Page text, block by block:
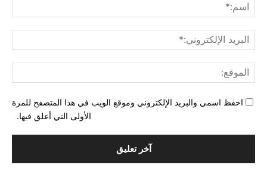
احفظ اسمي والبريد الإلكتروني وموقع الويب في هذا المتصفح للمرة
الأولى التي أعلق فيها.